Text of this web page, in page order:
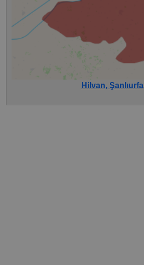
Hilvan, Şanlıurfa